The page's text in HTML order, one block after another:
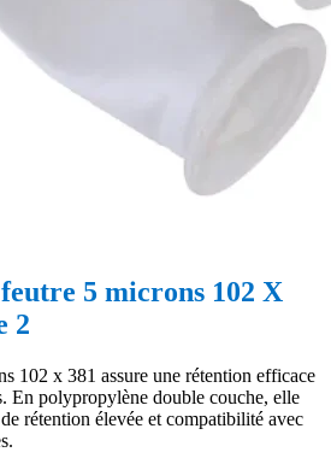
5 microns 102 X
2
102 x 381 assure une rétention efficace
En polypropylène double couche, elle
rétention élevée et compatibilité avec